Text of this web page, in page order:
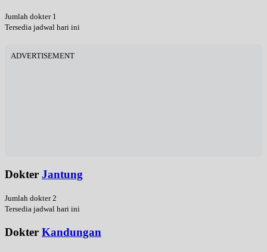
Jumlah dokter 1
Tersedia jadwal hari ini
ADVERTISEMENT
Dokter Jantung
Jumlah dokter 2
Tersedia jadwal hari ini
Dokter Kandungan